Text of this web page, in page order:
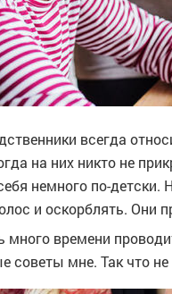
всегда
на них никто не
немного по-детски.
и оскорблять. Они
много времени
советы мне. Так что